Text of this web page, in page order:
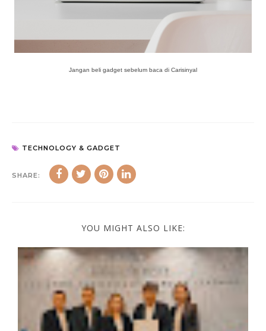
Jangan beli gadget sebelum baca di Carisinyal
TECHNOLOGY & GADGET
SHARE:
YOU MIGHT ALSO LIKE: